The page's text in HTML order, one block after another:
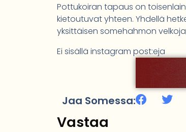
Pottukoiran tapaus on
kietoutuvat yhteen. Yhdellä
yksittäisen somehahmon
Ei sisällä instagram post:eja
Jaa Somessa:
Vastaa